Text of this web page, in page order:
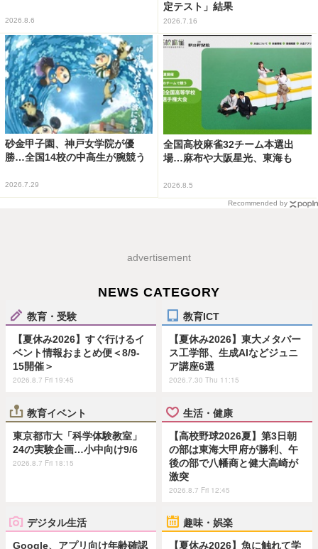
2026.8.6
定テスト」結果
2026.7.16
砂金甲子園、神戸女学院が優
勝…全国14校の中高生が腕競う
2026.7.29
全国高校麻雀32チーム本選出
場…麻布や大阪星光、東海も
2026.8.5
Recommended by
advertisement
NEWS CATEGORY
教育・受験
【夏休み2026】すぐ行けるイ
ベント情報おまとめ便＜8/9-
15開催＞
2026.8.7 Fri 19:45
教育ICT
【夏休み2026】東大メタバー
ス工学部、生成AIなどジュニ
ア講座6選
2026.7.30 Thu 11:15
教育イベント
東京都市大「科学体験教室」
24の実験企画…小中向け9/6
2026.8.7 Fri 18:15
生活・健康
【高校野球2026夏】第3日朝
の部は東海大甲府が勝利、午
後の部で八幡商と健大高崎が
激突
2026.8.7 Fri 12:45
デジタル生活
Google、アプリ向け年齢確認
趣味・娯楽
【夏休み2026】魚に触れて学